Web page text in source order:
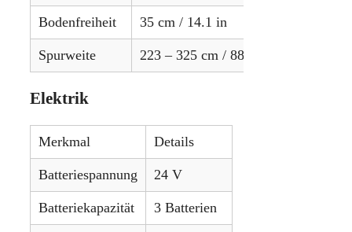
Bodenfreiheit 35 cm / 14.1 in
Spurweite 223 – 325 cm / 88 – 128 in
Elektrik
Merkmal Details
Batteriespannung 24 V
Batteriekapazität 3 Batterien